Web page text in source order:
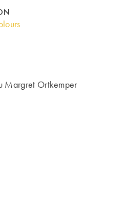
Margret Ortkemper